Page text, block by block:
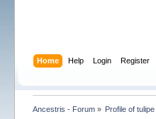
Home Help Login Register
Ancestris - Forum» Profile of tulipe